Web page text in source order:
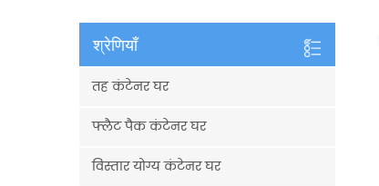
श्रेणियाँ
तह कंटेनर घर
फ्लैट पैक कंटेनर घर
विस्तार योग्य कंटेनर घर